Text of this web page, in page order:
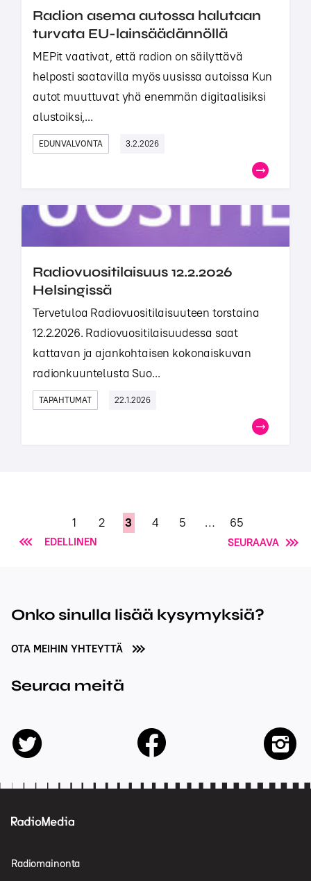
Radion asema autossa halutaan
turvata EU-lainsäädännöllä
MEPit vaativat, että radion on säilyttävä
helposti saatavilla myös uusissa autoissa Kun
autot muuttuvat yhä enemmän digitaalisiksi
alustoiksi,...
EDUNVALVONTA 3.2.2026
Radiovuositilaisuus 12.2.2026
Helsingissä
Tervetuloa Radiovuositilaisuuteen torstaina
12.2.2026. Radiovuositilaisuudessa saat
kattavan ja ajankohtaisen kokonaiskuvan
radionkuuntelusta Suo...
TAPAHTUMAT 22.1.2026
EDELLINEN
1 2 3 4 5 … 65
SEURAAVA
Onko sinulla lisää kysymyksiä?
OTA MEIHIN YHTEYTTÄ
Seuraa meitä
twitter facebook
Radiomainonta